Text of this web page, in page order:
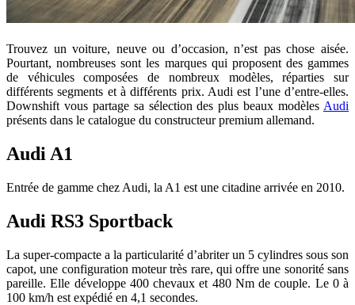
Trouvez un voiture, neuve ou d’occasion, n’est pas chose aisée.
Pourtant, nombreuses sont les marques qui proposent des gammes
de véhicules composées de nombreux modèles, réparties sur
différents segments et à différents prix. Audi est l’une d’entre-elles.
Downshift vous partage sa sélection des plus beaux modèles Audi
présents dans le catalogue du constructeur premium allemand.
Audi A1
Entrée de gamme chez Audi, la A1 est une citadine arrivée en 2010.
Audi RS3 Sportback
La super-compacte a la particularité d’abriter un 5 cylindres sous son
capot, une configuration moteur très rare, qui offre une sonorité sans
pareille. Elle développe 400 chevaux et 480 Nm de couple. Le 0 à
100 km/h est expédié en 4,1 secondes.